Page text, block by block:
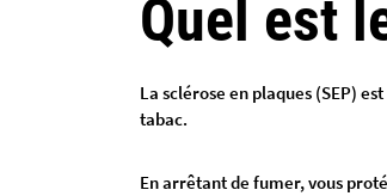
Quel est
La sclérose en plaques (SEP)
tabac.
En arrêtant de fumer, vous